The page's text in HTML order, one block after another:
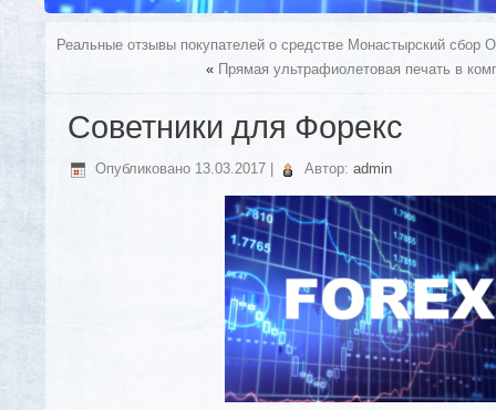
Реальные отзывы покупателей о средстве Монастырский сбор
« Прямая ультрафиолетовая печать в
Советники для Форекс
Опубликовано 13.03.2017 Автор: admin